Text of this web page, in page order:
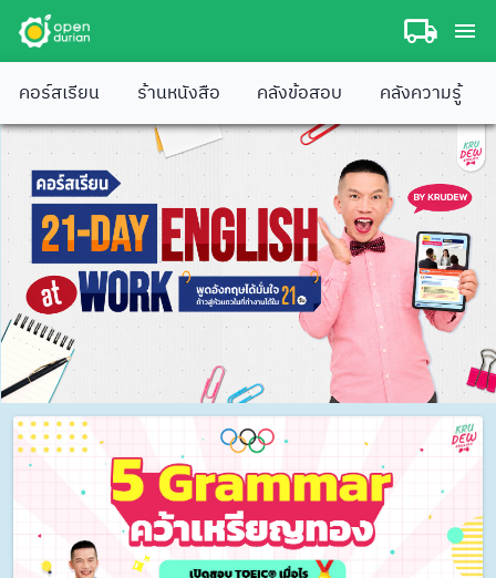
คอร์สเรียน ร้านหนังสือ คลังข้อสอบ คลังความรู้